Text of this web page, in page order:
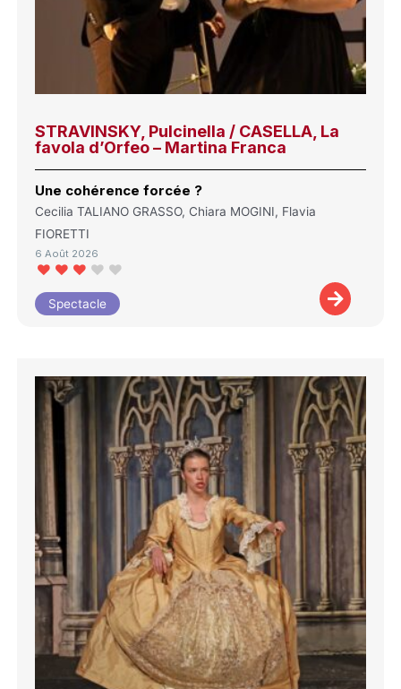
STRAVINSKY, Pulcinella / CASELLA, La
favola d’Orfeo – Martina Franca
Une cohérence forcée ?
Cecilia TALIANO GRASSO, Chiara MOGINI, Flavia
FIORETTI
6 Août 2026
Spectacle